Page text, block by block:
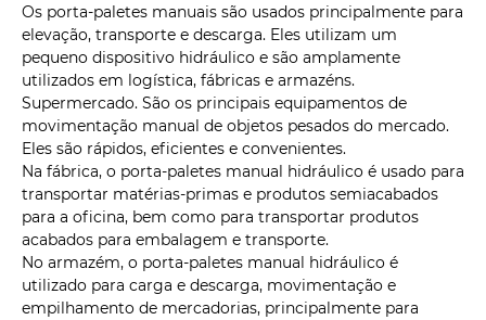
Os porta-paletes manuais são usados ​​​​principalmente para
elevação, transporte e descarga. Eles utilizam um
pequeno dispositivo hidráulico e são amplamente
utilizados em logística, fábricas e armazéns.
Supermercado. São os principais equipamentos de
movimentação manual de objetos pesados ​​do mercado.
Eles são rápidos, eficientes e convenientes.
Na fábrica, o porta-paletes manual hidráulico é usado para
transportar matérias-primas e produtos semiacabados
para a oficina, bem como para transportar produtos
acabados para embalagem e transporte.
No armazém, o porta-paletes manual hidráulico é
utilizado para carga e descarga, movimentação e
empilhamento de mercadorias, principalmente para